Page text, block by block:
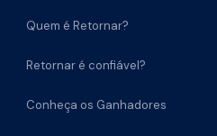
Quem é Retornar?
Retornar é confiável?
Conheça os Ganhadores